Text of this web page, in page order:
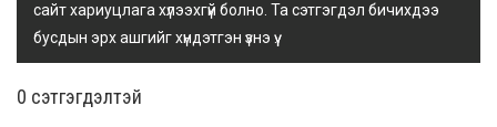
сайт хариуцлага хүлээхгүй болно. Та сэтгэгдэл бичихдээ
бусдын эрх ашгийг хүндэтгэн үзнэ үү.
0 cэтгэгдэлтэй